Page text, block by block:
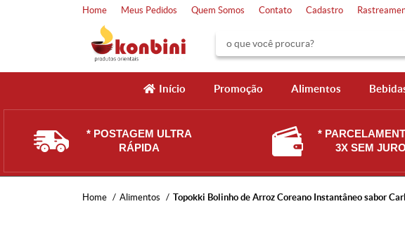
Home Meus Pedidos Quem Somos Contato Cadastro
Início Promoção Alimentos
* POSTAGEM ULTRA
RÁPIDA
*
3X SEM
Home Alimentos Topokki Bolinho de Arroz Coreano Instantâneo sabor